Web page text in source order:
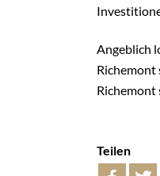
Angeblich
Richemont
Richemont
Teilen